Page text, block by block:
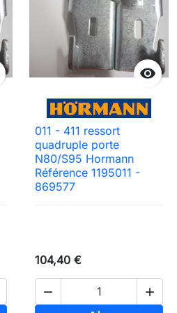

011 - 411 ressort
quadruple porte
N80/S95 Hormann
Référence 1195011 -
869577
104,40 €
 